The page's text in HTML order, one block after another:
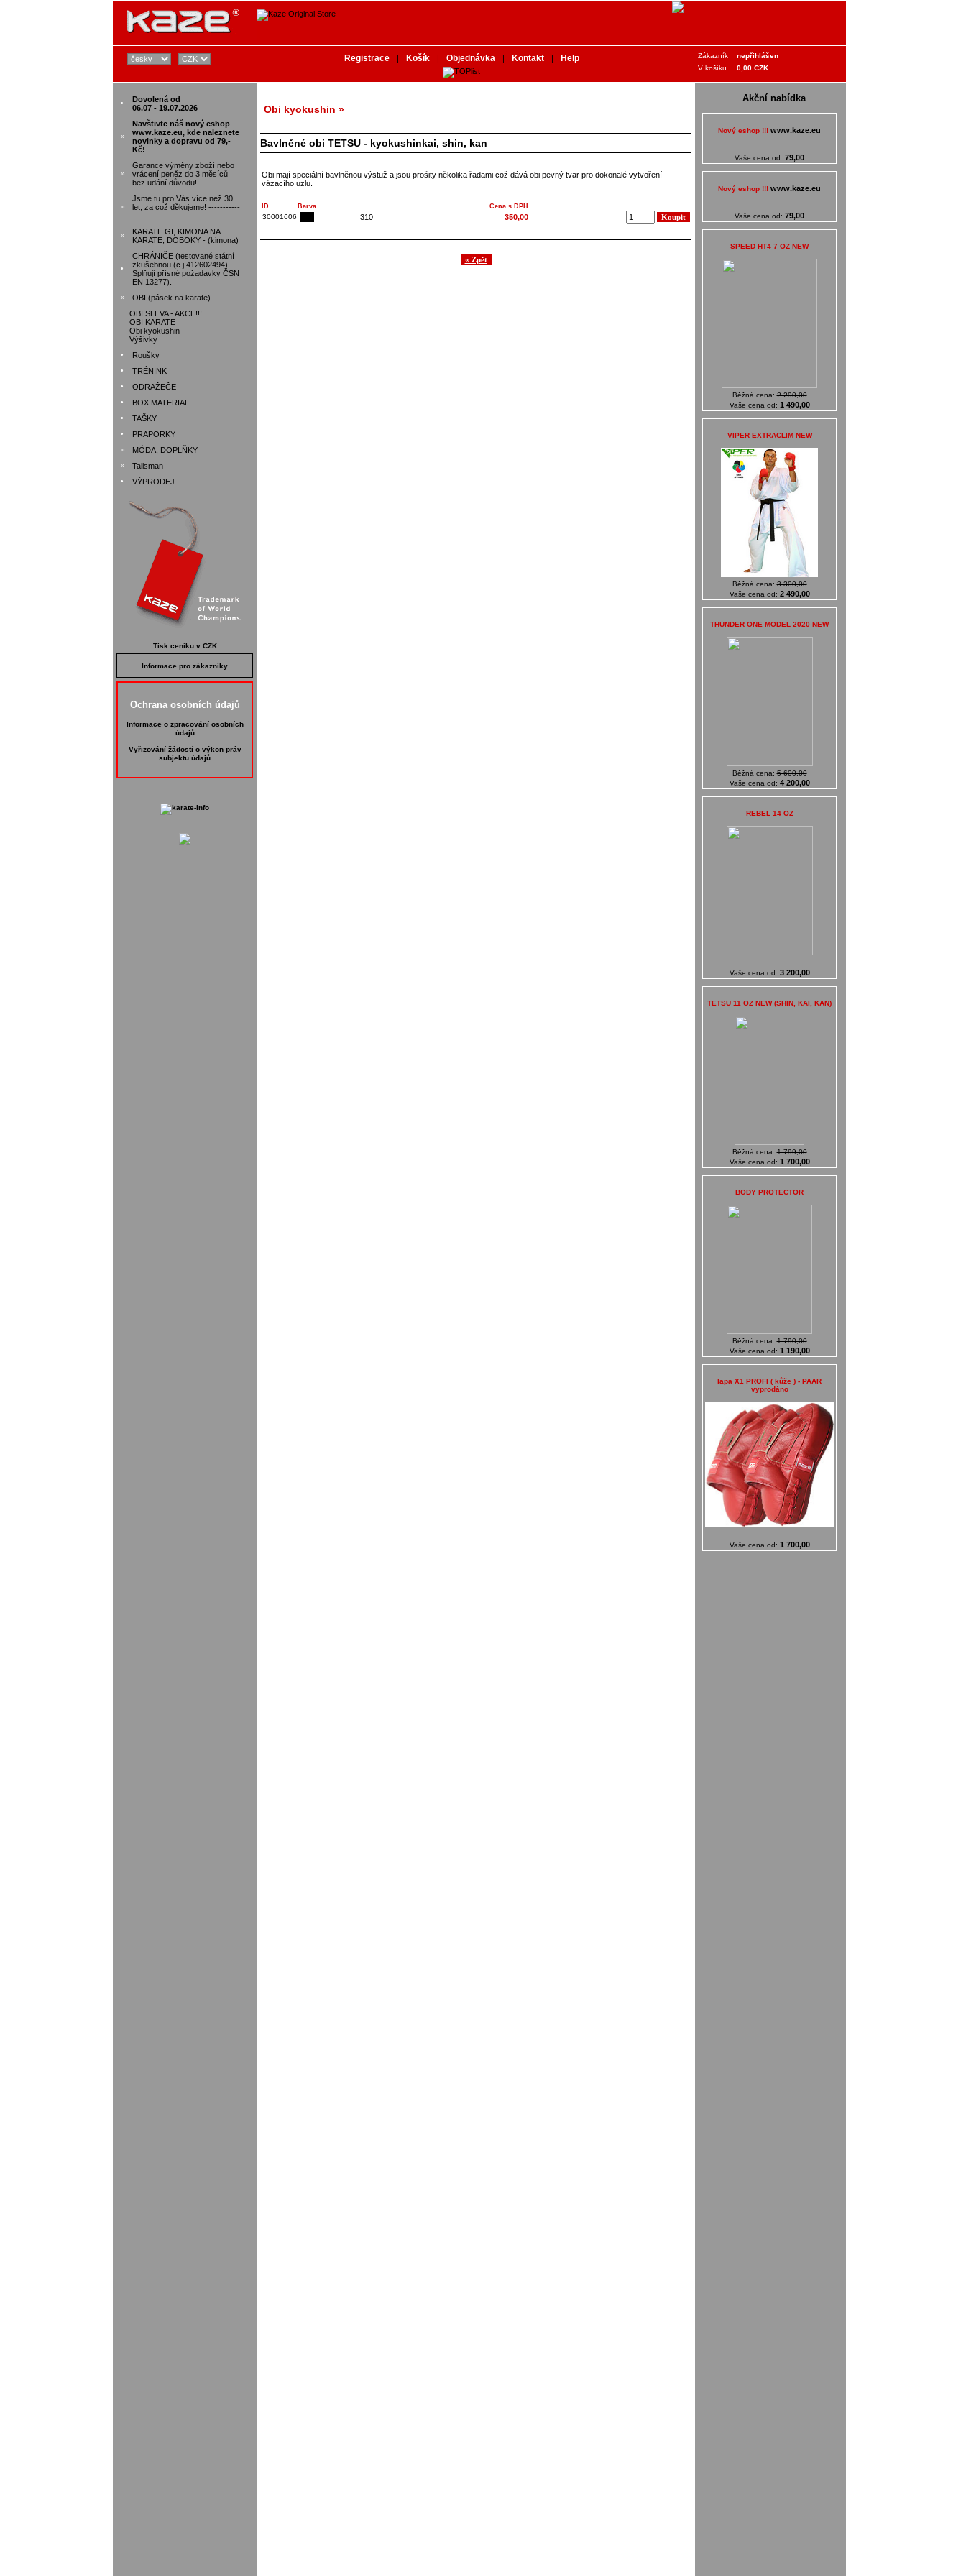
•
Dovolená od
06.07 - 19.07.2026
»
Navštivte náš nový eshop
www.kaze.eu, kde naleznete
novinky a dopravu od 79,-
Kč!
»
Garance výměny zboží nebo
vrácení peněz do 3 měsíců
bez udání důvodu!
»
Jsme tu pro Vás více než 30
let, za což děkujeme! -----------
--
»
KARATE GI, KIMONA NA
KARATE, DOBOKY - (kimona)
•
CHRÁNIČE (testované státní
zkušebnou (c.j.412602494).
Splňují přísné požadavky ČSN
EN 13277).
»
OBI (pásek na karate)
OBI SLEVA - AKCE!!!
OBI KARATE
Obi kyokushin
Výšivky
• Roušky
• TRÉNINK
• ODRAŽEČE
• BOX MATERIAL
• TAŠKY
• PRAPORKY
» MÓDA, DOPLŇKY
» Talisman
• VÝPRODEJ
Tisk ceníku v CZK
Informace pro zákazníky
Ochrana osobních údajů
Informace o zpracování osobních
údajů
Vyřizování žádostí o výkon práv
subjektu údajů
Registrace | Košík | Objednávka | Kontakt | Help Zákazník
nepřihlášen
V košíku
0,00 CZK
Obi kyokushin »
Bavlněné obi TETSU - kyokushinkai, shin, kan
Obi mají speciální bavlněnou výstuž a jsou prošity několika řadami což dává obi pevný tvar pro dokonalé vytvoření
vázacího uzlu.
ID Barva Cena s DPH
30001606 310 350,00
Akční nabídka
Nový eshop !!! www.kaze.eu
Vaše cena od: 79,00
Nový eshop !!! www.kaze.eu
Vaše cena od: 79,00
SPEED HT4 7 OZ NEW
Běžná cena:2 290,00
Vaše cena od: 1 490,00
VIPER EXTRACLIM NEW
Běžná cena:3 300,00
Vaše cena od: 2 490,00
THUNDER ONE MODEL 2020 NEW
Běžná cena:5 600,00
Vaše cena od: 4 200,00
REBEL 14 OZ
Vaše cena od: 3 200,00
TETSU 11 OZ NEW (SHIN, KAI, KAN)
Běžná cena:1 799,00
Vaše cena od: 1 700,00
BODY PROTECTOR
Běžná cena:1 790,00
Vaše cena od: 1 190,00
lapa X1 PROFI ( kůže ) - PAAR
vyprodáno
Vaše cena od: 1 700,00